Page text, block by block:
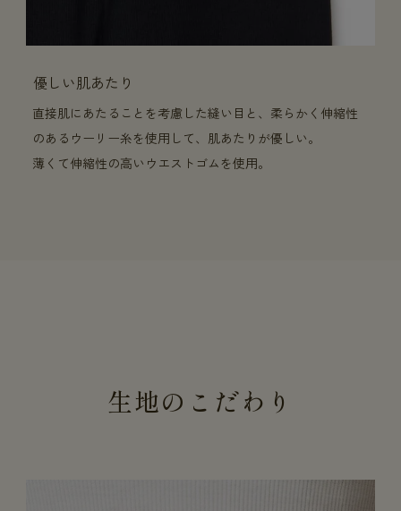
優しい肌あたり
直接肌にあたることを考慮した縫い目と、柔らかく伸縮性
のあるウーリー糸を使用して、肌あたりが優しい。
薄くて伸縮性の高いウエストゴムを使用。
生地のこだわり